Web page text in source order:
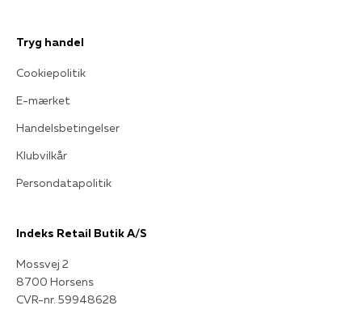
Tryg handel
Cookiepolitik
E-mærket
Handelsbetingelser
Klubvilkår
Persondatapolitik
Indeks Retail Butik A/S
Mossvej 2
8700 Horsens
CVR-nr. 59948628